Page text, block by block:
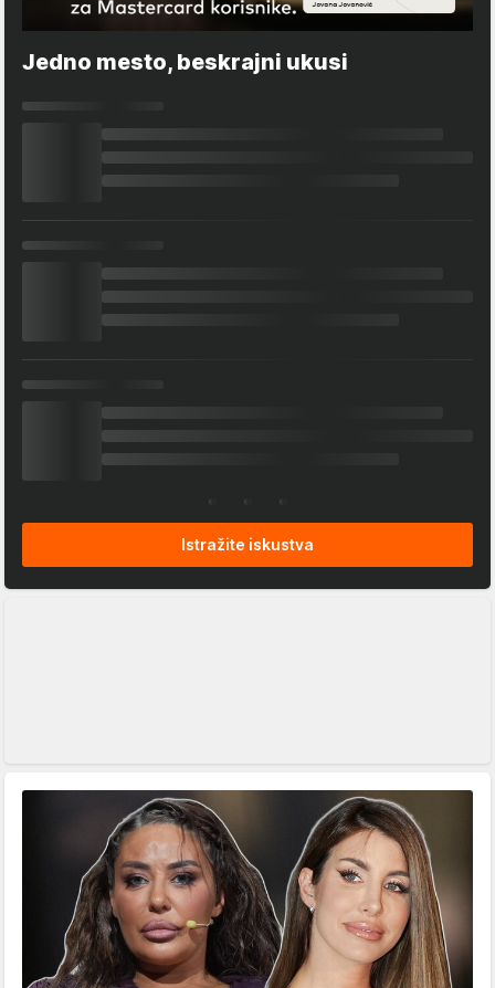
Jedno mesto, beskrajni ukusi
Istražite iskustva